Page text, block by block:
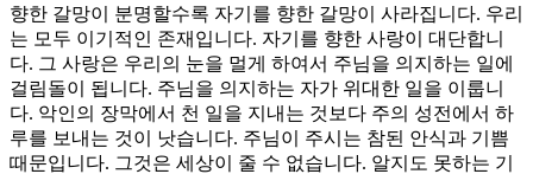
향한 갈망이 분명할수록 자기를 향한 갈망이 사라집니다. 우리
는 모두 이기적인 존재입니다. 자기를 향한 사랑이 대단합니
다. 그 사랑은 우리의 눈을 멀게 하여서 주님을 의지하는 일에
걸림돌이 됩니다. 주님을 의지하는 자가 위대한 일을 이룹니
다. 악인의 장막에서 천 일을 지내는 것보다 주의 성전에서 하
루를 보내는 것이 낫습니다. 주님이 주시는 참된 안식과 기쁨
때문입니다. 그것은 세상이 줄 수 없습니다. 알지도 못하는 기